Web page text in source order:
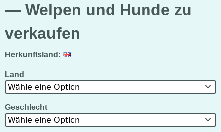
— Welpen und Hunde zu
verkaufen
Herkunftsland:
Land
Wähle eine Option
Geschlecht
Wähle eine Option